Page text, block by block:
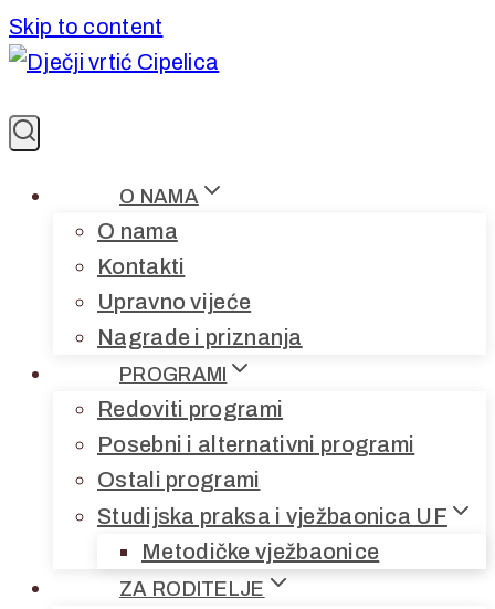
Skip to content
O NAMA
O nama
Kontakti
Upravno vijeće
Nagrade i priznanja
PROGRAMI
Redoviti programi
Posebni i alternativni programi
Ostali programi
Studijska praksa i vježbaonica UF
Metodičke vježbaonice
ZA RODITELJE